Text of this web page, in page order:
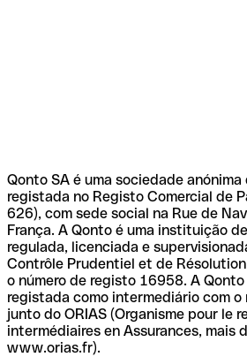
Qonto SA é uma sociedade
registada no Registo Comercial de
626), com sede social na Rue de
França. A Qonto é uma instituição
regulada, licenciada e
Contrôle Prudentiel et de
o número de registo 16958. A
registada como intermediário com
junto do ORIAS (Organisme pour le
intermédiaires en Assurances, mais
www.orias.fr).